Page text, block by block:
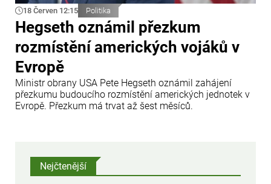
18 Červen 12:15 Politika
Hegseth oznámil přezkum
rozmístění amerických vojáků v
Evropě
Ministr obrany USA Pete Hegseth oznámil zahájení
přezkumu budoucího rozmístění amerických jednotek v
Evropě. Přezkum má trvat až šest měsíců.
Nejčtenější